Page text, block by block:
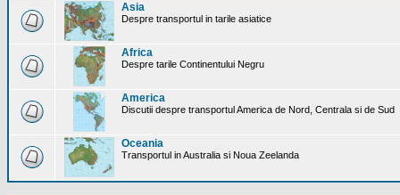
Asia
Despre transportul in tarile asiatice
Africa
Despre tarile Continentului Negru
America
Discutii despre transportul America de Nord, Centrala si de Sud
Oceania
Transportul in Australia si Noua Zeelanda